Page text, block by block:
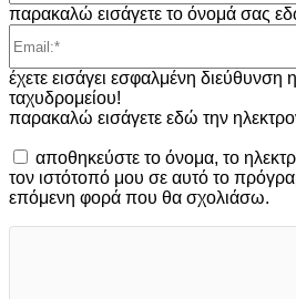
παρακαλώ εισάγετε το όνομά σας
έχετε εισάγει εσφαλμένη διεύθυνση
ταχυδρομείου!
παρακαλώ εισάγετε εδώ την
αποθηκεύστε το όνομα, το
τον ιστότοπό μου σε αυτό το
επόμενη φορά που θα σχολιάσω.